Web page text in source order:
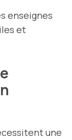
enseignes
et
une